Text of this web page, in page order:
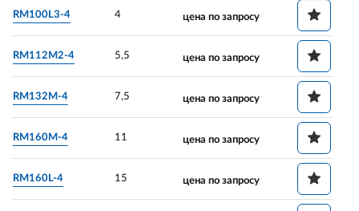
RM100L3-4 4 цена по запросу
RM112M2-4 5,5 цена по запросу
RM132M-4 7,5 цена по запросу
RM160M-4 11 цена по запросу
RM160L-4 15 цена по запросу